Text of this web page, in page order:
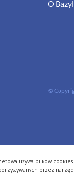
używa plików cookies
przez
O
©